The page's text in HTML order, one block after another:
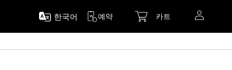
한국어 예약 카트